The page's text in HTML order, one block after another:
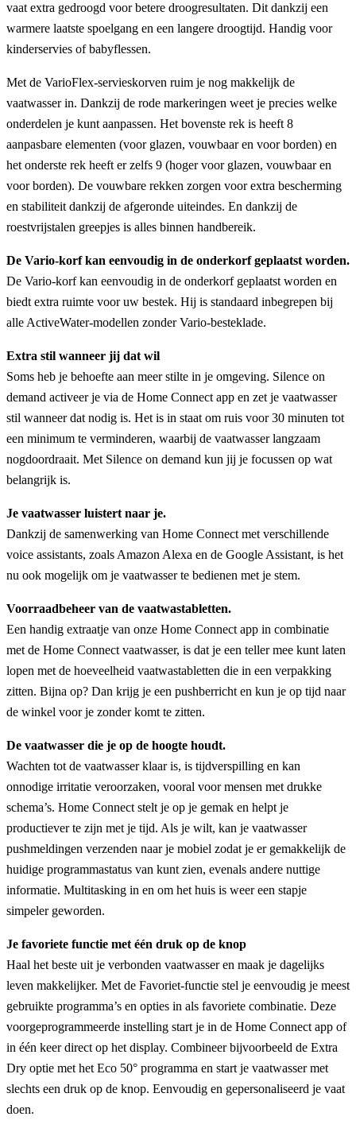
vaat extra gedroogd voor betere droogresultaten. Dit dankzij een
warmere laatste spoelgang en een langere droogtijd. Handig voor
kinderservies of babyflessen.
Met de VarioFlex-servieskorven ruim je nog makkelijk de
vaatwasser in. Dankzij de rode markeringen weet je precies welke
onderdelen je kunt aanpassen. Het bovenste rek is heeft 8
aanpasbare elementen (voor glazen, vouwbaar en voor borden) en
het onderste rek heeft er zelfs 9 (hoger voor glazen, vouwbaar en
voor borden). De vouwbare rekken zorgen voor extra bescherming
en stabiliteit dankzij de afgeronde uiteindes. En dankzij de
roestvrijstalen greepjes is alles binnen handbereik.
De Vario-korf kan eenvoudig in de onderkorf geplaatst worden.
De Vario-korf kan eenvoudig in de onderkorf geplaatst worden en
biedt extra ruimte voor uw bestek. Hij is standaard inbegrepen bij
alle ActiveWater-modellen zonder Vario-besteklade.
Extra stil wanneer jij dat wil
Soms heb je behoefte aan meer stilte in je omgeving. Silence on
demand activeer je via de Home Connect app en zet je vaatwasser
stil wanneer dat nodig is. Het is in staat om ruis voor 30 minuten tot
een minimum te verminderen, waarbij de vaatwasser langzaam
nogdoordraait. Met Silence on demand kun jij je focussen op wat
belangrijk is.
Je vaatwasser luistert naar je.
Dankzij de samenwerking van Home Connect met verschillende
voice assistants, zoals Amazon Alexa en de Google Assistant, is het
nu ook mogelijk om je vaatwasser te bedienen met je stem.
Voorraadbeheer van de vaatwastabletten.
Een handig extraatje van onze Home Connect app in combinatie
met de Home Connect vaatwasser, is dat je een teller mee kunt laten
lopen met de hoeveelheid vaatwastabletten die in een verpakking
zitten. Bijna op? Dan krijg je een pushberricht en kun je op tijd naar
de winkel voor je zonder komt te zitten.
De vaatwasser die je op de hoogte houdt.
Wachten tot de vaatwasser klaar is, is tijdverspilling en kan
onnodige irritatie veroorzaken, vooral voor mensen met drukke
schema’s. Home Connect stelt je op je gemak en helpt je
productiever te zijn met je tijd. Als je wilt, kan je vaatwasser
pushmeldingen verzenden naar je mobiel zodat je er gemakkelijk de
huidige programmastatus van kunt zien, evenals andere nuttige
informatie. Multitasking in en om het huis is weer een stapje
simpeler geworden.
Je favoriete functie met één druk op de knop
Haal het beste uit je verbonden vaatwasser en maak je dagelijks
leven makkelijker. Met de Favoriet-functie stel je eenvoudig je meest
gebruikte programma’s en opties in als favoriete combinatie. Deze
voorgeprogrammeerde instelling start je in de Home Connect app of
in één keer direct op het display. Combineer bijvoorbeeld de Extra
Dry optie met het Eco 50° programma en start je vaatwasser met
slechts een druk op de knop. Eenvoudig en gepersonaliseerd je vaat
doen.